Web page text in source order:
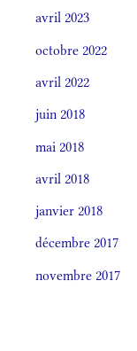
avril 2023
octobre 2022
avril 2022
juin 2018
mai 2018
avril 2018
janvier 2018
décembre 2017
novembre 2017